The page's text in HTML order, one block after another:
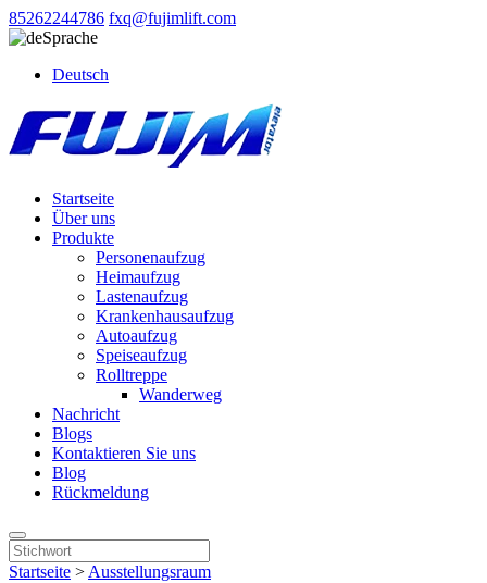
85262244786 fxq@fujimlift.com
Sprache
Deutsch
Startseite
Über uns
Produkte
Personenaufzug
Heimaufzug
Lastenaufzug
Krankenhausaufzug
Autoaufzug
Speiseaufzug
Rolltreppe
Wanderweg
Nachricht
Blogs
Kontaktieren Sie uns
Blog
Rückmeldung
Startseite > Ausstellungsraum